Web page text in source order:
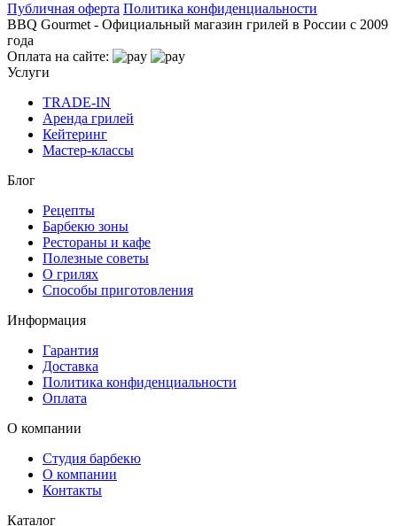
Публичная оферта Политика конфиденциальности
BBQ Gourmet - Официальный магазин грилей в России с 2009
года
Оплата на сайте:
Услуги
TRADE-IN
Аренда грилей
Кейтеринг
Мастер-классы
Блог
Рецепты
Барбекю зоны
Рестораны и кафе
Полезные советы
О грилях
Способы приготовления
Информация
Гарантия
Доставка
Политика конфиденциальности
Оплата
О компании
Студия барбекю
О компании
Контакты
Каталог